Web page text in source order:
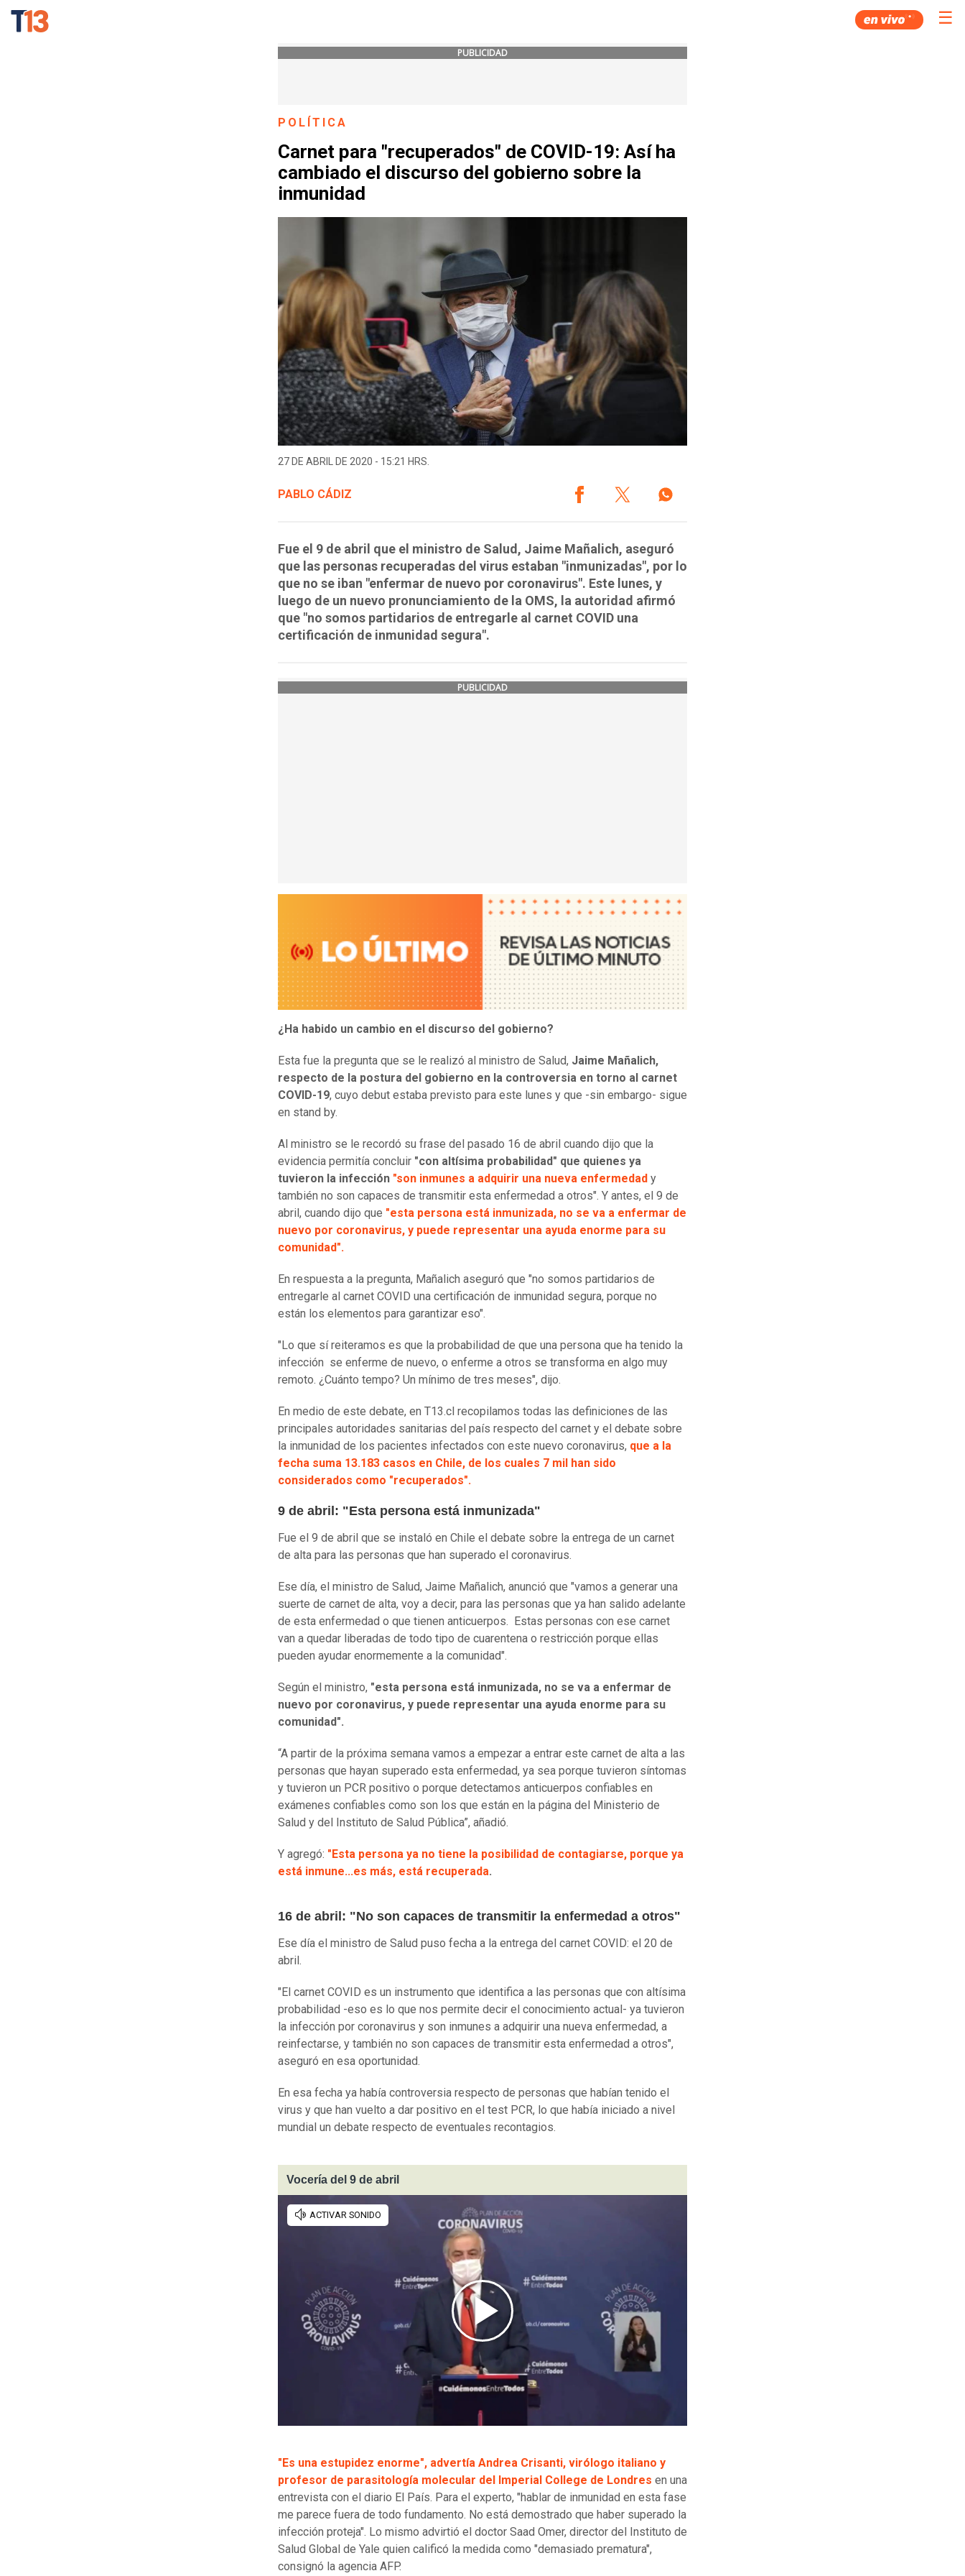
☰
PUBLICIDAD
POLÍTICA
Carnet para "recuperados" de COVID-19: Así ha
cambiado el discurso del gobierno sobre la
inmunidad
27 DE ABRIL DE 2020 - 15:21 HRS.
PABLO CÁDIZ
Fue el 9 de abril que el ministro de Salud, Jaime Mañalich, aseguró
que las personas recuperadas del virus estaban "inmunizadas", por lo
que no se iban "enfermar de nuevo por coronavirus". Este lunes, y
luego de un nuevo pronunciamiento de la OMS, la autoridad afirmó
que "no somos partidarios de entregarle al carnet COVID una
certificación de inmunidad segura".
PUBLICIDAD
¿Ha habido un cambio en el discurso del gobierno?
Esta fue la pregunta que se le realizó al ministro de Salud, Jaime Mañalich,
respecto de la postura del gobierno en la controversia en torno al carnet
COVID-19, cuyo debut estaba previsto para este lunes y que -sin embargo- sigue
en stand by.
Al ministro se le recordó su frase del pasado 16 de abril cuando dijo que la
evidencia permitía concluir "con altísima probabilidad" que quienes ya
tuvieron la infección "son inmunes a adquirir una nueva enfermedad y
también no son capaces de transmitir esta enfermedad a otros". Y antes, el 9 de
abril, cuando dijo que "esta persona está inmunizada, no se va a enfermar de
nuevo por coronavirus, y puede representar una ayuda enorme para su
comunidad".
En respuesta a la pregunta, Mañalich aseguró que "no somos partidarios de
entregarle al carnet COVID una certificación de inmunidad segura, porque no
están los elementos para garantizar eso".
"Lo que sí reiteramos es que la probabilidad de que una persona que ha tenido la
infección se enferme de nuevo, o enferme a otros se transforma en algo muy
remoto. ¿Cuánto tempo? Un mínimo de tres meses", dijo.
En medio de este debate, en T13.cl recopilamos todas las definiciones de las
principales autoridades sanitarias del país respecto del carnet y el debate sobre
la inmunidad de los pacientes infectados con este nuevo coronavirus, que a la
fecha suma 13.183 casos en Chile, de los cuales 7 mil han sido
considerados como "recuperados".
9 de abril: "Esta persona está inmunizada"
Fue el 9 de abril que se instaló en Chile el debate sobre la entrega de un carnet
de alta para las personas que han superado el coronavirus.
Ese día, el ministro de Salud, Jaime Mañalich, anunció que "vamos a generar una
suerte de carnet de alta, voy a decir, para las personas que ya han salido adelante
de esta enfermedad o que tienen anticuerpos. Estas personas con ese carnet
van a quedar liberadas de todo tipo de cuarentena o restricción porque ellas
pueden ayudar enormemente a la comunidad".
Según el ministro, "esta persona está inmunizada, no se va a enfermar de
nuevo por coronavirus, y puede representar una ayuda enorme para su
comunidad".
“A partir de la próxima semana vamos a empezar a entrar este carnet de alta a las
personas que hayan superado esta enfermedad, ya sea porque tuvieron síntomas
y tuvieron un PCR positivo o porque detectamos anticuerpos confiables en
exámenes confiables como son los que están en la página del Ministerio de
Salud y del Instituto de Salud Pública”, añadió.
Y agregó: "Esta persona ya no tiene la posibilidad de contagiarse, porque ya
está inmune...es más, está recuperada.
16 de abril: "No son capaces de transmitir la enfermedad a otros"
Ese día el ministro de Salud puso fecha a la entrega del carnet COVID: el 20 de
abril.
"El carnet COVID es un instrumento que identifica a las personas que con altísima
probabilidad -eso es lo que nos permite decir el conocimiento actual- ya tuvieron
la infección por coronavirus y son inmunes a adquirir una nueva enfermedad, a
reinfectarse, y también no son capaces de transmitir esta enfermedad a otros",
aseguró en esa oportunidad.
En esa fecha ya había controversia respecto de personas que habían tenido el
virus y que han vuelto a dar positivo en el test PCR, lo que había iniciado a nivel
mundial un debate respecto de eventuales recontagios.
Vocería del 9 de abril
"Es una estupidez enorme", advertía Andrea Crisanti, virólogo italiano y
profesor de parasitología molecular del Imperial College de Londres en una
entrevista con el diario El País. Para el experto, "hablar de inmunidad en esta fase
me parece fuera de todo fundamento. No está demostrado que haber superado la
infección proteja". Lo mismo advirtió el doctor Saad Omer, director del Instituto de
Salud Global de Yale quien calificó la medida como "demasiado prematura",
consignó la agencia AFP.